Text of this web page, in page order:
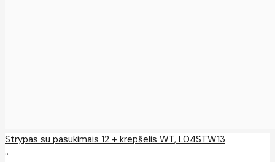
Strypas su pasukimais 12 + krepšelis WT, L04STW13
..